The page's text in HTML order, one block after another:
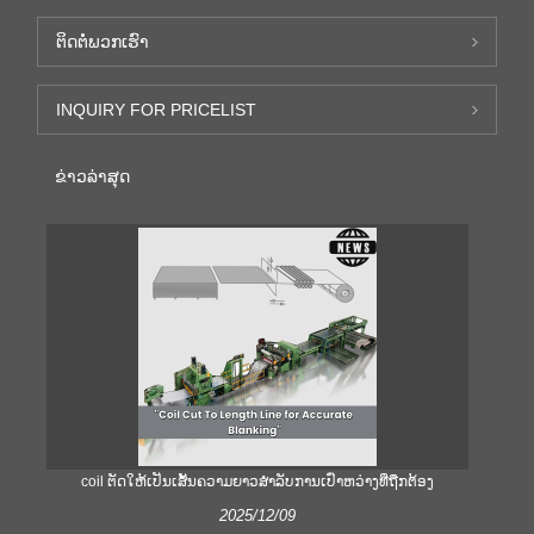
ຕິດ​ຕໍ່​ພວກ​ເຮົາ
INQUIRY FOR PRICELIST
ຂ່າວ​ລ່າ​ສຸດ
coil ຕັດໃຫ້ເປັນເສັ້ນຄວາມຍາວສໍາລັບການເປົ່າຫວ່າງທີ່ຖືກຕ້ອງ
2025/12/09